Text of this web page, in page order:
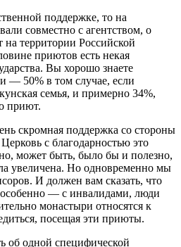
поддержке, то на
совместно с агентством, о
на территории Российской
приютов есть некая
Вы хорошо знаете
— 50% в том случае, если
семья, и примерно 34%,
приют.
скромная поддержка со стороны
с благодарностью это
может быть, было бы и полезно,
увеличена. Но одновременно мы
И должен вам сказать, что
— с инвалидами, люди
монастыри относятся к
посещая эти приюты.
об одной специфической